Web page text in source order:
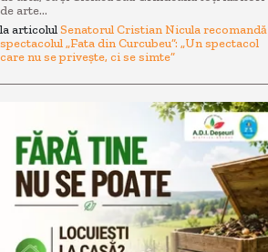
de arte...
la articolulSenatorul Cristian Nicula recomandă
spectacolul „Fata din Curcubeu”: „Un spectacol
care nu se privește, ci se simte”